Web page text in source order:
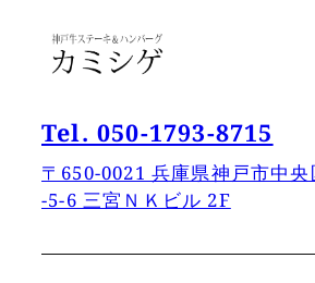
Tel. 050-1793-8715
〒650-0021 兵庫県神戸市中央
−5−6 三宮ＮＫビル 2F